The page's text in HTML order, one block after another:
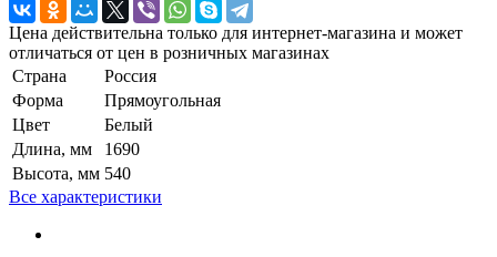
Цена действительна только для интернет-магазина и может
отличаться от цен в розничных магазинах
Страна
Россия
Форма
Прямоугольная
Цвет
Белый
Длина, мм
1690
Высота, мм 540
Все характеристики